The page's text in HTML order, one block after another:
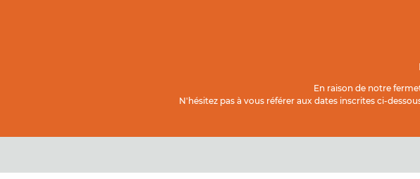
En raison de notre
N'hésitez pas à vous référer aux dates inscrites ci-